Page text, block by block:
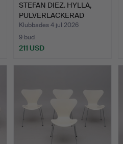
STEFAN DIEZ. HYLLA,
PULVERLACKERAD
ALUMINI…
Klubbades 4 jul 2026
9 bud
211 USD